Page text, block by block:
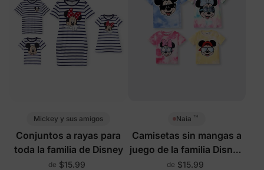
Mickey y sus amigos
Conjuntos a rayas para
toda la familia de Disney
de $15.99
Naia ™
Camisetas sin mangas a
juego de la familia Disney
Mickey y sus amigos
de $15.99